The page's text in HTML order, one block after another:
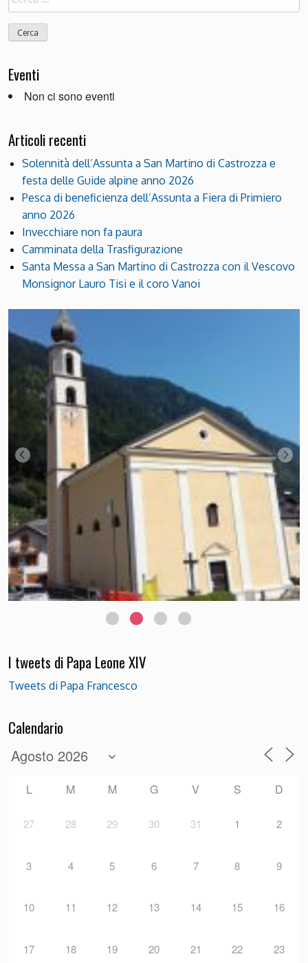
per:
Eventi
Non ci sono eventi
Articoli recenti
Solennità dell’Assunta a San Martino di Castrozza e
festa delle Guide alpine anno 2026
Pesca di beneficienza dell’Assunta a Fiera di Primiero
anno 2026
Invecchiare non fa paura
Camminata della Trasfigurazione
Santa Messa a San Martino di Castrozza con il Vescovo
Monsignor Lauro Tisi e il coro Vanoi
Chiesetta di Passo Rolle Foto Luciana Bettega
I tweets di Papa Leone XIV
Tweets di Papa Francesco
Calendario
L M M G V S D
27 28 29 30 31 1 2
3 4 5 6 7 8 9
10 11 12 13 14 15 16
17 18 19 20 21 22 23